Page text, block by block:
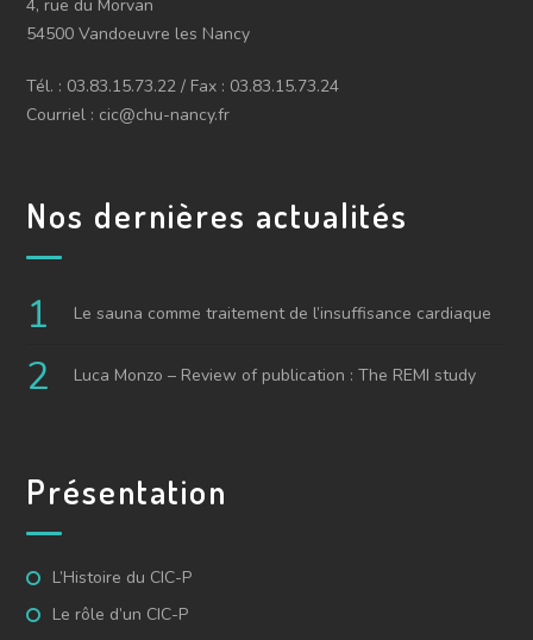
4, rue du Morvan
54500 Vandoeuvre les Nancy
Tél. : 03.83.15.73.22 / Fax : 03.83.15.73.24
Courriel : cic@chu-nancy.fr
Nos dernières actualités
Le sauna comme traitement de l’insuffisance cardiaque
Luca Monzo – Review of publication : The REMI study
Présentation
L’Histoire du CIC-P
Le rôle d’un CIC-P